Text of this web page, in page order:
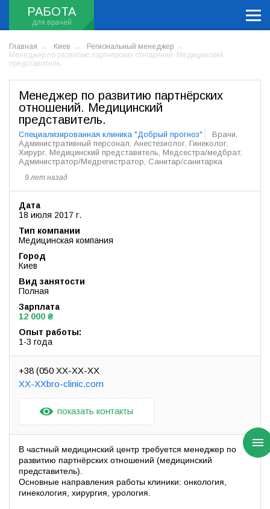
РАБОТА
Главная Киев
Региональный менеджер
Менеджер по развитию партнёрских отношений. Медицинский
представитель.
Менеджер по развитию партнёрских
отношений. Медицинский
представитель.
Специализированная клиника "Добрый прогноз"
Врачи,
Административный персонал, Анестезиолог, Гинеколог,
Хирург, Медицинский представитель, Медсестра/медбрат,
Администратор/Медрегистратор, Санитар/санитарка
9 лет назад
Дата
18 июля 2017 г.
Тип компании
Медицинская компания
Город
Киев
Вид занятости
Полная
Зарплата
12 000 ₴
Опыт работы:
1-3 года
+38 (050 XX-XX-XX
XX-XXbro-clinic.com
показать контакты
В частный медицинский центр требуется менеджер по
развитию партнёрских отношений (медицинский
представитель).
Основные направления работы клиники: онкология,
гинекология, хирургия, урология.